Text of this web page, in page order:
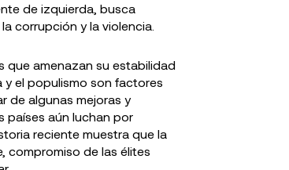
de izquierda, busca
corrupción y la violencia.
que amenazan su estabilidad
y el populismo son factores
de algunas mejoras y
países aún luchan por
reciente muestra que la
compromiso de las élites